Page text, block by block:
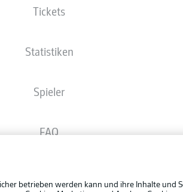
Tickets
Statistiken
Spieler
FAQ
betrieben werden kann und ihre Inhalte und